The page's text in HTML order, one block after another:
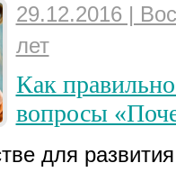
29.12.2016 |
лет
Как правильно
вопросы
для